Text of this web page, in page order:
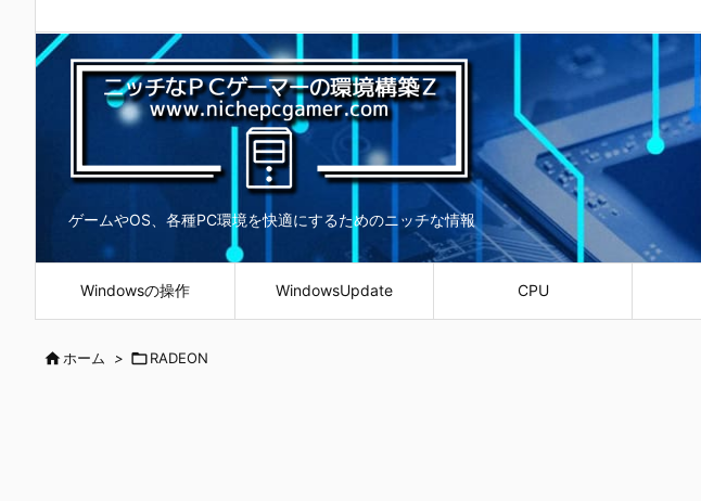
ゲームやOS、各種PC環境を快適にするためのニッチな情報
Windowsの操作 WindowsUpdate CPU
ホーム > RADEON